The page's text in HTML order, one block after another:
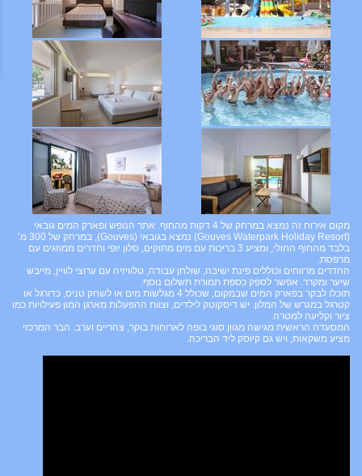
מקום אירוח זה נמצא במרחק של 4 דקות מהחוף. אתר הנופש ופארק המים גובאי
(Gouves Waterpark Holiday Resort) נמצא בגובאי (Gouves), במרחק של 300 מ’
בלבד מהחוף החולי, ומציע 3 בריכות עם מים מתוקים, סלון יופי וחדרים ממוזגים עם
מרפסת.
החדרים מרווחים וכוללים פינת ישיבה, שולחן עבודה, טלוויזיה עם ערוצי לוויין, מייבש
שיער ומקרר. אפשר לספק כספת תמורת תשלום נוסף.
תוכלו לבקר בפארק המים שבמקום, שכולל 4 מגלשות מים או לשחק טניס, כדורגל או
קטרגל במגרש של המלון. יש דיסקוטק לילדים, וצוות ההפעלות מארגן המון פעילויות כמו
ציור וקליעה למטרה.
המסעדה הראשית מגישה מגוון סוגי בופה לארוחות בוקר, צהריים וערב. הבר המרכזי
מציע משקאות, ויש גם קיוסק ליד הבריכה.